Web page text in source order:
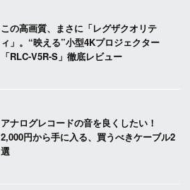
この高画質、まさに「レグザクオリテ
ィ」。“映える”小型4Kプロジェクター
「RLC-V5R-S」徹底レビュー
アナログレコードの音を良くしたい！
2,000円から手に入る、買うべきケーブル2
選